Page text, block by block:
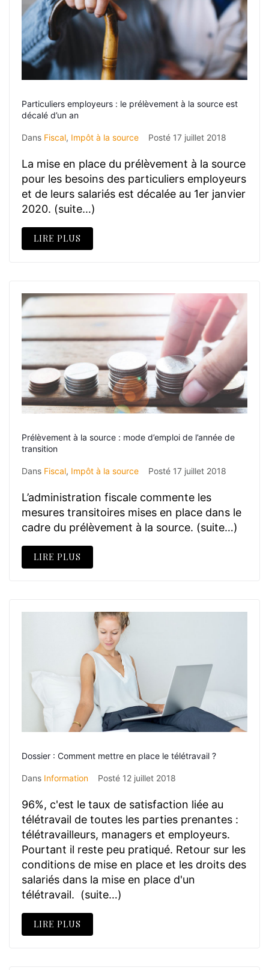
Particuliers employeurs : le prélèvement à la source est
décalé d’un an
Dans Fiscal, Impôt à la source Posté 17 juillet 2018
La mise en place du prélèvement à la source
pour les besoins des particuliers employeurs
et de leurs salariés est décalée au 1er janvier
2020. (suite…)
LIRE PLUS
Prélèvement à la source : mode d’emploi de l’année de
transition
Dans Fiscal, Impôt à la source Posté 17 juillet 2018
L’administration fiscale commente les
mesures transitoires mises en place dans le
cadre du prélèvement à la source. (suite…)
LIRE PLUS
Dossier : Comment mettre en place le télétravail ?
Dans Information Posté 12 juillet 2018
96%, c'est le taux de satisfaction liée au
télétravail de toutes les parties prenantes :
télétravailleurs, managers et employeurs.
Pourtant il reste peu pratiqué. Retour sur les
conditions de mise en place et les droits des
salariés dans la mise en place d'un
télétravail. (suite…)
LIRE PLUS